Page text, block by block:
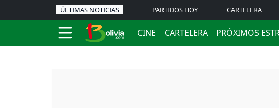
ÚLTIMAS NOTICIAS PARTIDOS HOY CARTELERA
CINE CARTELERA PRÓXIMOS